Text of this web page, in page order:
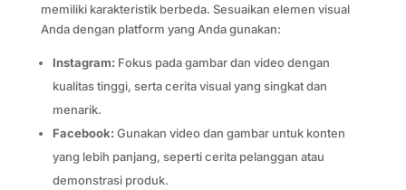
memiliki karakteristik berbeda. Sesuaikan elemen visual
Anda dengan platform yang Anda gunakan:
Instagram: Fokus pada gambar dan video dengan
kualitas tinggi, serta cerita visual yang singkat dan
menarik.
Facebook: Gunakan video dan gambar untuk konten
yang lebih panjang, seperti cerita pelanggan atau
demonstrasi produk.